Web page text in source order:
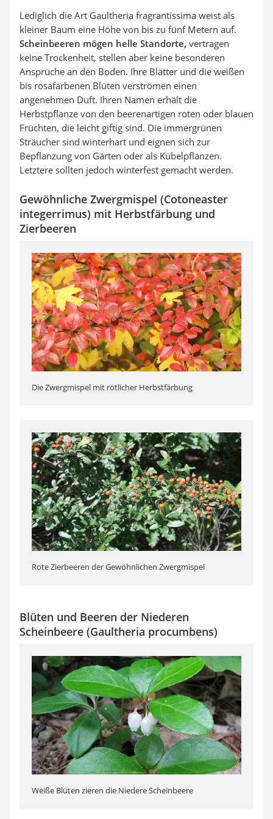
Lediglich die Art Gaultheria fragrantissima weist als
kleiner Baum eine Höhe von bis zu fünf Metern auf.
Scheinbeeren mögen helle Standorte, vertragen
keine Trockenheit, stellen aber keine besonderen
Ansprüche an den Boden. Ihre Blätter und die weißen
bis rosafarbenen Blüten verströmen einen
angenehmen Duft. Ihren Namen erhält die
Herbstpflanze von den beerenartigen roten oder blauen
Früchten, die leicht giftig sind. Die immergrünen
Sträucher sind winterhart und eignen sich zur
Bepflanzung von Gärten oder als Kübelpflanzen.
Letztere sollten jedoch winterfest gemacht werden.
Gewöhnliche Zwergmispel (Cotoneaster
integerrimus) mit Herbstfärbung und
Zierbeeren
Die Zwergmispel mit rötlicher Herbstfärbung
Rote Zierbeeren der Gewöhnlichen Zwergmispel
Blüten und Beeren der Niederen
Scheinbeere (Gaultheria procumbens)
Weiße Blüten zieren die Niedere Scheinbeere